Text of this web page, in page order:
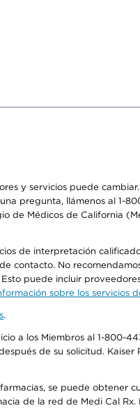
y servicios puede
pregunta, llámenos al 1-
de Médicos de California
de interpretación
contacto. No
puede incluir
sobre los servicios
.
a los Miembros al 1-800-
de su solicitud.
se puede obtener
de la red de Medi Cal